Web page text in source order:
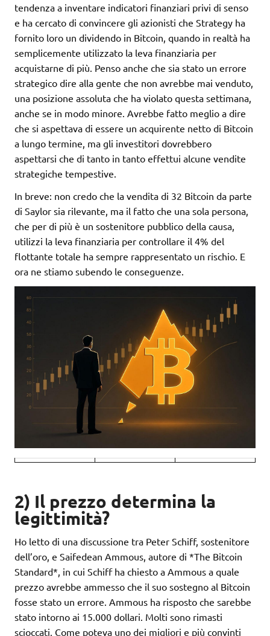
tendenza a inventare indicatori finanziari privi di senso
e ha cercato di convincere gli azionisti che Strategy ha
fornito loro un dividendo in Bitcoin, quando in realtà ha
semplicemente utilizzato la leva finanziaria per
acquistarne di più. Penso anche che sia stato un errore
strategico dire alla gente che non avrebbe mai venduto,
una posizione assoluta che ha violato questa settimana,
anche se in modo minore. Avrebbe fatto meglio a dire
che si aspettava di essere un acquirente netto di Bitcoin
a lungo termine, ma gli investitori dovrebbero
aspettarsi che di tanto in tanto effettui alcune vendite
strategiche tempestive.
In breve: non credo che la vendita di 32 Bitcoin da parte
di Saylor sia rilevante, ma il fatto che una sola persona,
che per di più è un sostenitore pubblico della causa,
utilizzi la leva finanziaria per controllare il 4% del
flottante totale ha sempre rappresentato un rischio. E
ora ne stiamo subendo le conseguenze.
2) Il prezzo determina la
legittimità?
Ho letto di una discussione tra Peter Schiff, sostenitore
dell’oro, e Saifedean Ammous, autore di *The Bitcoin
Standard*, in cui Schiff ha chiesto a Ammous a quale
prezzo avrebbe ammesso che il suo sostegno al Bitcoin
fosse stato un errore. Ammous ha risposto che sarebbe
stato intorno ai 15.000 dollari. Molti sono rimasti
scioccati. Come poteva uno dei migliori e più convinti